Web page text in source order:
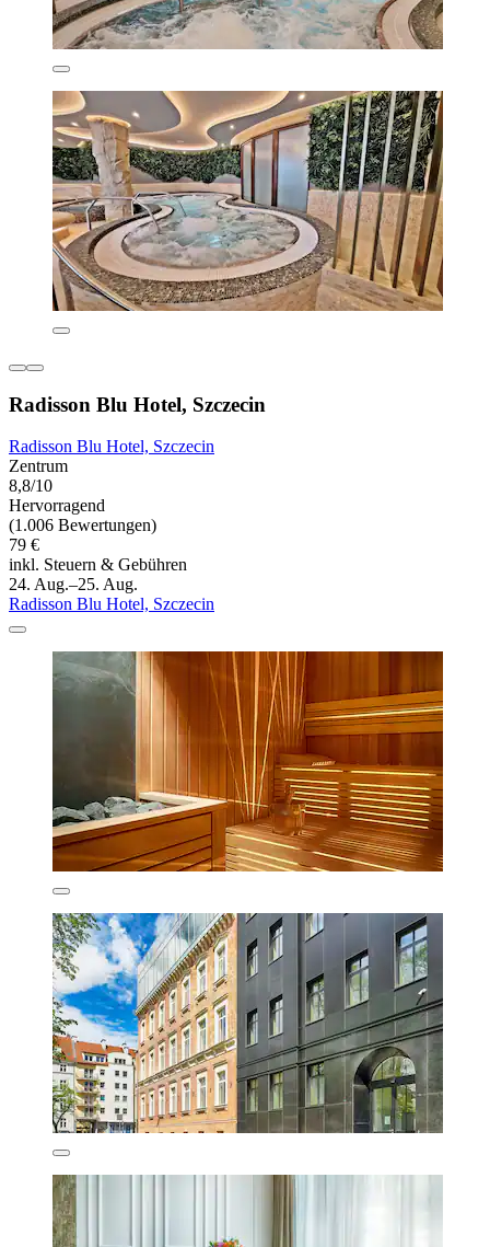
Radisson Blu Hotel, Szczecin
Radisson Blu Hotel, Szczecin
Zentrum
8,8/10
Hervorragend
(1.006 Bewertungen)
79 €
inkl. Steuern & Gebühren
24. Aug.–25. Aug.
Radisson Blu Hotel, Szczecin